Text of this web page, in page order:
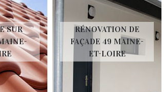
SUR
RÉNOVATION DE
FAÇADE 49 MAINE-
ET-LOIRE